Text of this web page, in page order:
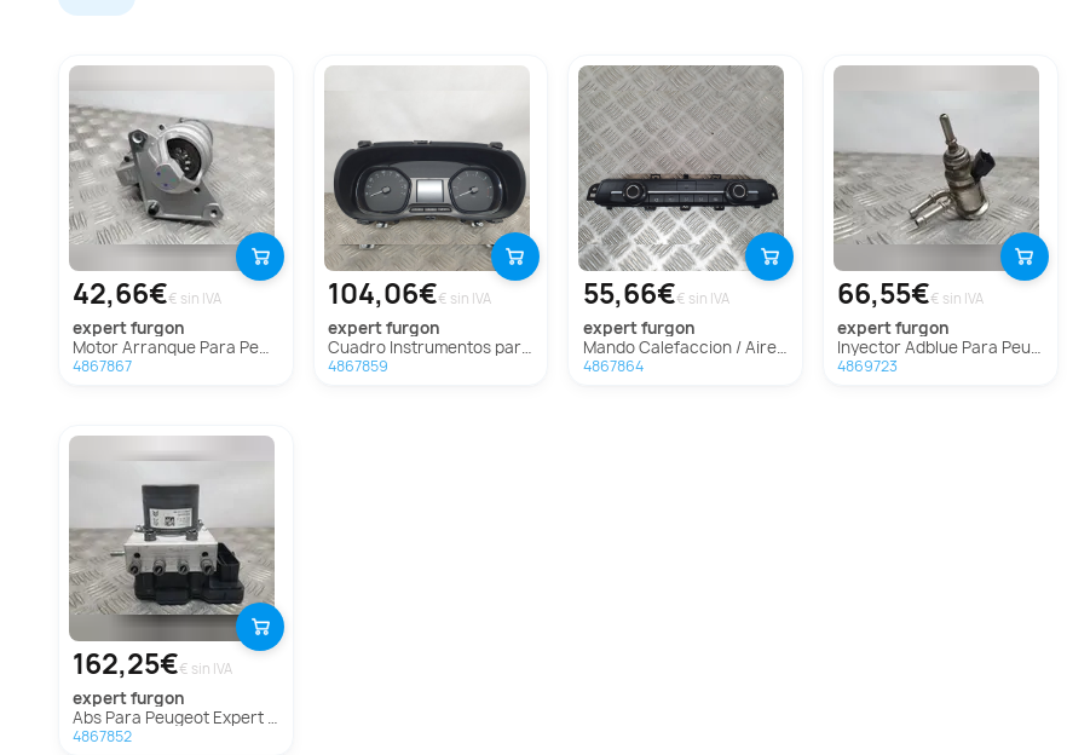
42,66€€ sin IVA
expert furgon
Motor Arranque Para Peugeot Expert Furgón
4867867
104,06€€ sin IVA
expert furgon
Cuadro Instrumentos para Peugeot Expert Furgón
4867859
55,66€€ sin IVA
expert furgon
Mando Calefaccion / Aire Acondicionado para Peugeot Expert Furgón
4867864
66,55€€ sin IVA
expert furgon
Inyector Adblue Para Peugeot Expert Furgón
4869723
162,25€€ sin IVA
expert furgon
Abs Para Peugeot Expert Furgón
4867852